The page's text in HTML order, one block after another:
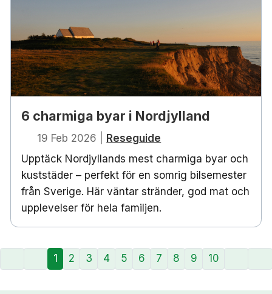
6 charmiga byar i Nordjylland
19 Feb 2026
Reseguide
Upptäck Nordjyllands mest charmiga byar och
kuststäder – perfekt för en somrig bilsemester
från Sverige. Här väntar stränder, god mat och
upplevelser för hela familjen.
1 2 3 4 5 6 7 8 9 10